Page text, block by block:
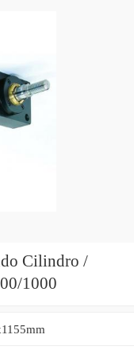
Cilindro /
1000